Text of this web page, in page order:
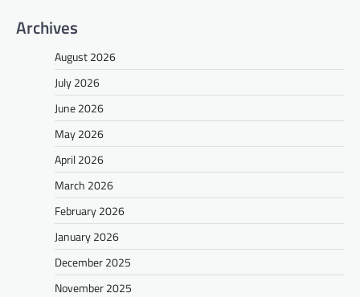
Archives
August 2026
July 2026
June 2026
May 2026
April 2026
March 2026
February 2026
January 2026
December 2025
November 2025